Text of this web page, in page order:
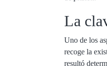
La
Uno de los
recoge la
resultó